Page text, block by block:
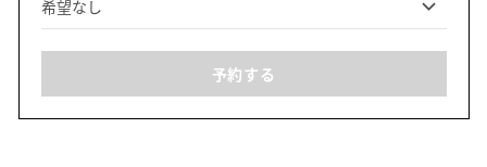
予約する